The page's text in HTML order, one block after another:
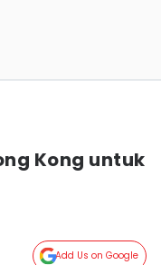
Kong untuk
Add Us on Google